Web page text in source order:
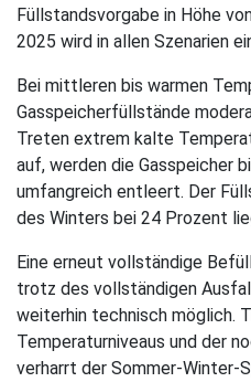
Füllstandsvorgabe in Höhe
2025 wird in allen Szenarien
Bei mittleren bis warmen
Gasspeicherfüllstände
Treten extrem kalte
auf, werden die Gasspeicher
umfangreich entleert. Der
des Winters bei 24 Prozent
Eine erneut vollständige
trotz des vollständigen
weiterhin technisch möglich.
Temperaturniveaus und der
verharrt der Sommer-Winter-